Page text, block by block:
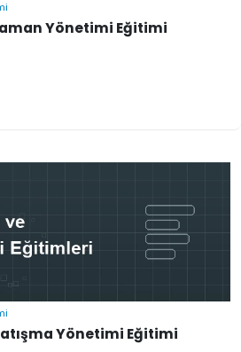
Yönetimi Eğitimi
Yönetimi Eğitimi